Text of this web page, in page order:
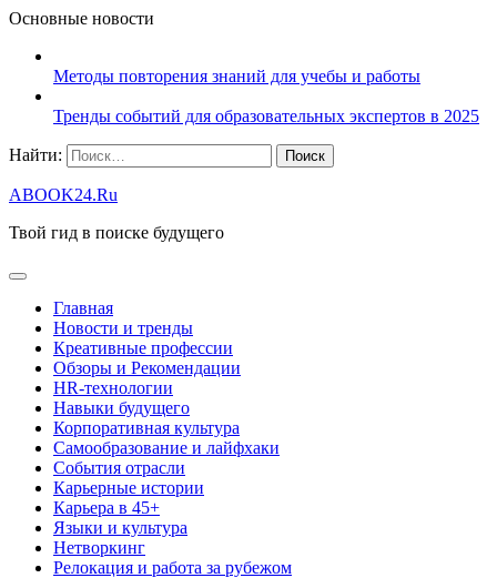
Основные новости
Методы повторения знаний для учебы и работы
Тренды событий для образовательных экспертов в 2025
Найти:
ABOOK24.Ru
Твой гид в поиске будущего
Главная
Новости и тренды
Креативные профессии
Обзоры и Рекомендации
HR‑технологии
Навыки будущего
Корпоративная культура
Самообразование и лайфхаки
События отрасли
Карьерные истории
Карьера в 45+
Языки и культура
Нетворкинг
Релокация и работа за рубежом